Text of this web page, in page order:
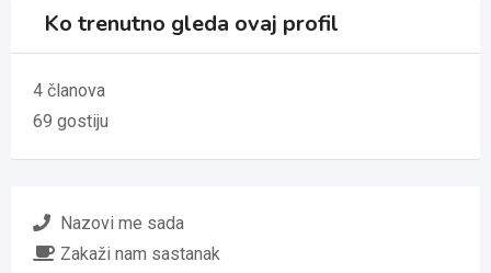
Ko trenutno gleda ovaj profil
4 članova
69 gostiju
Nazovi me sada
Zakaži nam sastanak